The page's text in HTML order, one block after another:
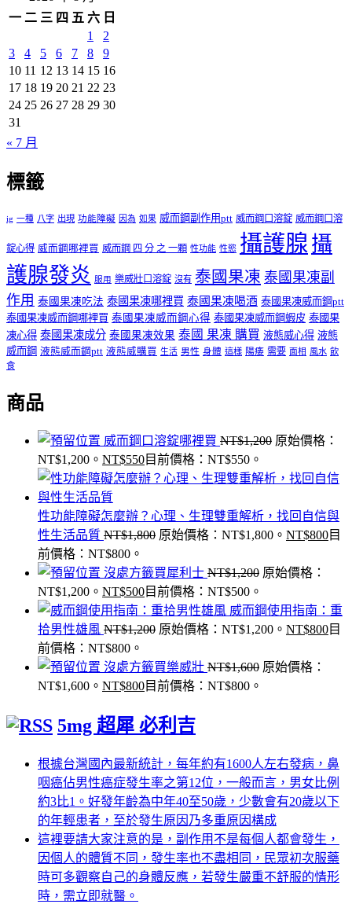
一 二 三 四 五 六 日
1
2
3
4 5 6 7 8
9
10 11 12 13 14 15 16
17 18 19 20 21 22 23
24 25 26 27 28 29 30
31
« 7 月
標籤
ig 一種 八字 出現 功能障礙 因為 如果 威而鋼副作用ptt 威而鋼口溶錠 威而鋼口溶
錠心得 威而鋼哪裡買 威而鋼 四 分 之 一顆 性功能 性慾 攝護腺 攝
護腺發炎
服用 樂威壯口溶錠 沒有 泰國果凍 泰國果凍副
作用 泰國果凍吃法 泰國果凍哪裡買 泰國果凍喝酒 泰國果凍威而鋼ptt
泰國果凍威而鋼哪裡買 泰國果凍威而鋼心得 泰國果凍威而鋼蝦皮 泰國果
凍心得 泰國果凍成分 泰國果凍效果 泰國 果凍 購買 液態威心得 液態
威而鋼 液態威而鋼ptt 液態威購買 生活 男性 身體 這樣 陽痿 需要 面相 風水 飲
食
商品
威而鋼口溶錠哪裡買 NT$1,200 原始價格：
NT$1,200。 NT$550目前價格：NT$550。
性功能障礙怎麼辦？心理、生理雙重解析，找回自信與
性生活品質 NT$1,800 原始價格：NT$1,800。 NT$800目
前價格：NT$800。
沒處方籤買犀利士 NT$1,200 原始價格：
NT$1,200。 NT$500目前價格：NT$500。
威而鋼使用指南：重
拾男性雄風 NT$1,200 原始價格：NT$1,200。 NT$800目
前價格：NT$800。
沒處方籤買樂威壯 NT$1,600 原始價格：
NT$1,600。 NT$800目前價格：NT$800。
5mg 超犀 必利吉
根據台灣國內最新統計，每年約有1600人左右發病，鼻
咽癌佔男性癌症發生率之第12位，一般而言，男女比例
約3比1。好發年齡為中年40至50歲，少數會有20歲以下
的年輕患者，至於發生原因乃多重原因構成
這裡要請大家注意的是，副作用不是每個人都會發生，
因個人的體質不同，發生率也不盡相同，民眾初次服藥
時可多觀察自己的身體反應，若發生嚴重不舒服的情形
時，需立即就醫。